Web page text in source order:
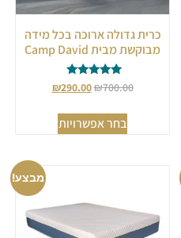
כרית גדולה ארוכה בכל מידה
מבוקשת מבית Camp David
דורג
5.00
₪700.00
₪290.00
בחר אפשרויות
מבצע!